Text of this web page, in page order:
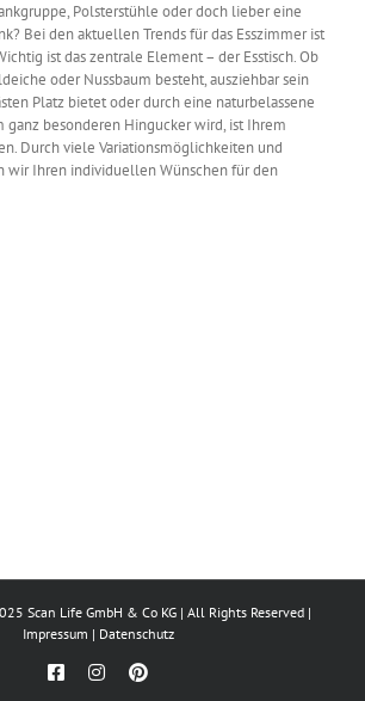
Polsterstühle oder doch lieber eine
Bei den aktuellen Trends für das Esszimmer ist
ist das zentrale Element – der Esstisch. Ob
oder Nussbaum besteht, ausziehbar sein
Platz bietet oder durch eine naturbelassene
ganz besonderen Hingucker wird, ist Ihrem
Durch viele Variationsmöglichkeiten und
wir Ihren individuellen Wünschen für den
Scan Life GmbH & Co KG | All Rights Reserved |
Impressum | Datenschutz
FacebookInstagramPinterest